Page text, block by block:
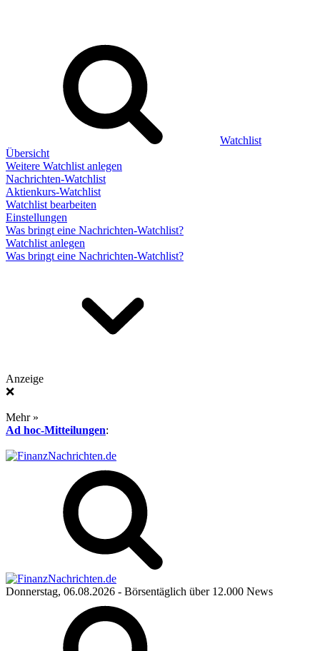
Watchlist
Übersicht
Weitere Watchlist anlegen
Nachrichten-Watchlist
Aktienkurs-Watchlist
Watchlist bearbeiten
Einstellungen
Was bringt eine Nachrichten-Watchlist?
Watchlist anlegen
Was bringt eine Nachrichten-Watchlist?
Anzeige
❌
Mehr »
Ad hoc-Mitteilungen:
Donnerstag, 06.08.2026 - Börsentäglich über 12.000 News